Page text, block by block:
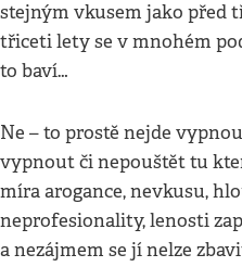
stejným vkusem jako před
třiceti lety se v mnohém
to baví…
Ne – to prostě nejde
vypnout či nepouštět tu
míra arogance, nevkusu,
neprofesionality, lenosti
a nezájmem se jí nelze